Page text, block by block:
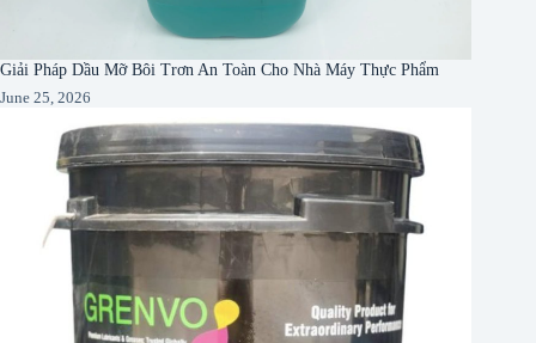
Giải Pháp Dầu Mỡ Bôi Trơn An Toàn Cho Nhà Máy Thực Phẩm
June 25, 2026